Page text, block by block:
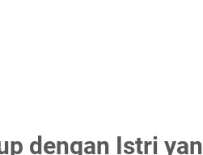
dengan Istri